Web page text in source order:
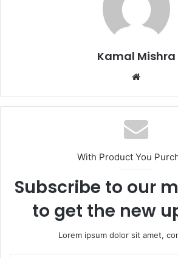
Kamal Mishra
Website
With Product You
Subscribe to our
to get the new
Lorem ipsum dolor sit amet,